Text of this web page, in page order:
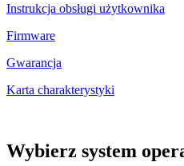
Instrukcja obsługi użytkownika
Firmware
Gwarancja
Karta charakterystyki
Wybierz system